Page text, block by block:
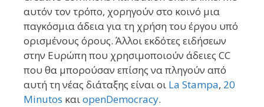
αυτόν τον τρόπο, χορηγούν στο κοινό μια
παγκόσμια άδεια για τη χρήση του έργου υπό
ορισμένους όρους. Άλλοι εκδότες ειδήσεων
στην Ευρώπη που χρησιμοποιούν άδειες CC
που θα μπορούσαν επίσης να πληγούν από
αυτή τη νέας διάταξης είναι οι La Stampa, 20
Minutos καιopenDemocracy.